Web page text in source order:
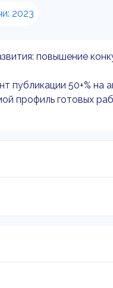
2023
повышение
публикации 50+% на
профиль готовых